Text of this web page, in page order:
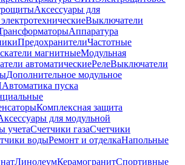
Аксессуары для
Выключатели
Аппаратура
ПредохранителиЧастотные
магнитныеМодульная
автоматическиеРелеВыключатели
Дополнительное модульное
Автоматика пуска
Комплексная защита
для модульной
учетаСчетчики газаСчетчики
водыРемонт и отделкаНапольные
ЛинолеумКерамогранитСпортивные